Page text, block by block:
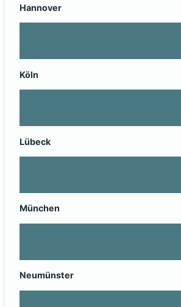
Hannover
Köln
Lübeck
München
Neumünster